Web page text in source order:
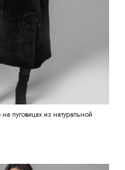
пуговицах из натуральной